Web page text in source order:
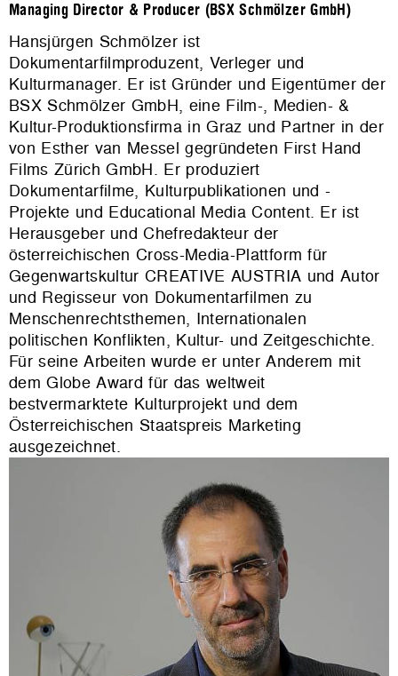
Managing Director & Producer (BSX Schmölzer GmbH)
Hansjürgen Schmölzer ist
Dokumentarfilmproduzent, Verleger und
Kulturmanager. Er ist Gründer und Eigentümer der
BSX Schmölzer GmbH, eine Film-, Medien- &
Kultur-Produktionsfirma in Graz und Partner in der
von Esther van Messel gegründeten First Hand
Films Zürich GmbH. Er produziert
Dokumentarfilme, Kulturpublikationen und -
Projekte und Educational Media Content. Er ist
Herausgeber und Chefredakteur der
österreichischen Cross-Media-Plattform für
Gegenwartskultur CREATIVE AUSTRIA und Autor
und Regisseur von Dokumentarfilmen zu
Menschenrechtsthemen, Internationalen
politischen Konflikten, Kultur- und Zeitgeschichte.
Für seine Arbeiten wurde er unter Anderem mit
dem Globe Award für das weltweit
bestvermarktete Kulturprojekt und dem
Österreichischen Staatspreis Marketing
ausgezeichnet.